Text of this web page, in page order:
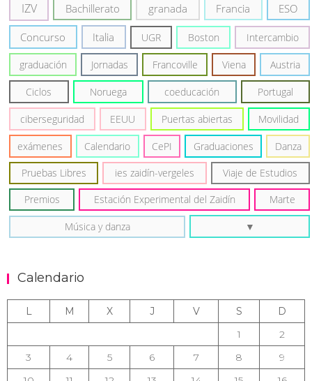
IZV Bachillerato granada Francia ESO
Concurso Italia UGR Boston Intercambio
graduación Jornadas Francoville Viena Austria
Ciclos Noruega coeducación Portugal
ciberseguridad EEUU Puertas abiertas Movilidad
exámenes Calendario CePI Graduaciones Danza
Pruebas Libres ies zaidín-vergeles Viaje de Estudios
Premios Estación Experimental del Zaidín Marte
Música y danza
Calendario
L M X J V S
D
1
2
3
4 5 6 7 8
9